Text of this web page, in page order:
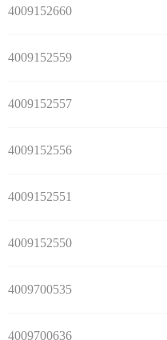
4009152660
4009152559
4009152557
4009152556
4009152551
4009152550
4009700535
4009700636